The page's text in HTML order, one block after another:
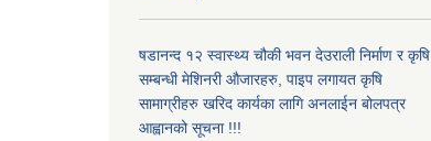
षडानन्द १२ स्वास्थ्य चौकी भवन देउराली निर्माण र कृषि
सम्बन्धी मेशिनरी औजारहरु, पाइप लगायत कृषि
सामाग्रीहरु खरिद कार्यका लागि अनलाईन बोलपत्र
आह्वानको सूचना !!!